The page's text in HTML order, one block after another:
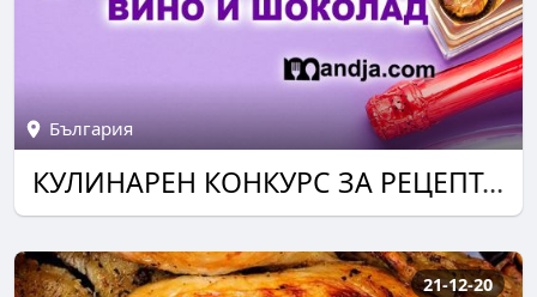
България
КУЛИНАРЕН КОНКУРС ЗА РЕЦЕПТА И ФОТОКУЛИНАРЕН КОНКУРС ЗА СНИМКА НА ЯСТИЕ
21-12-20